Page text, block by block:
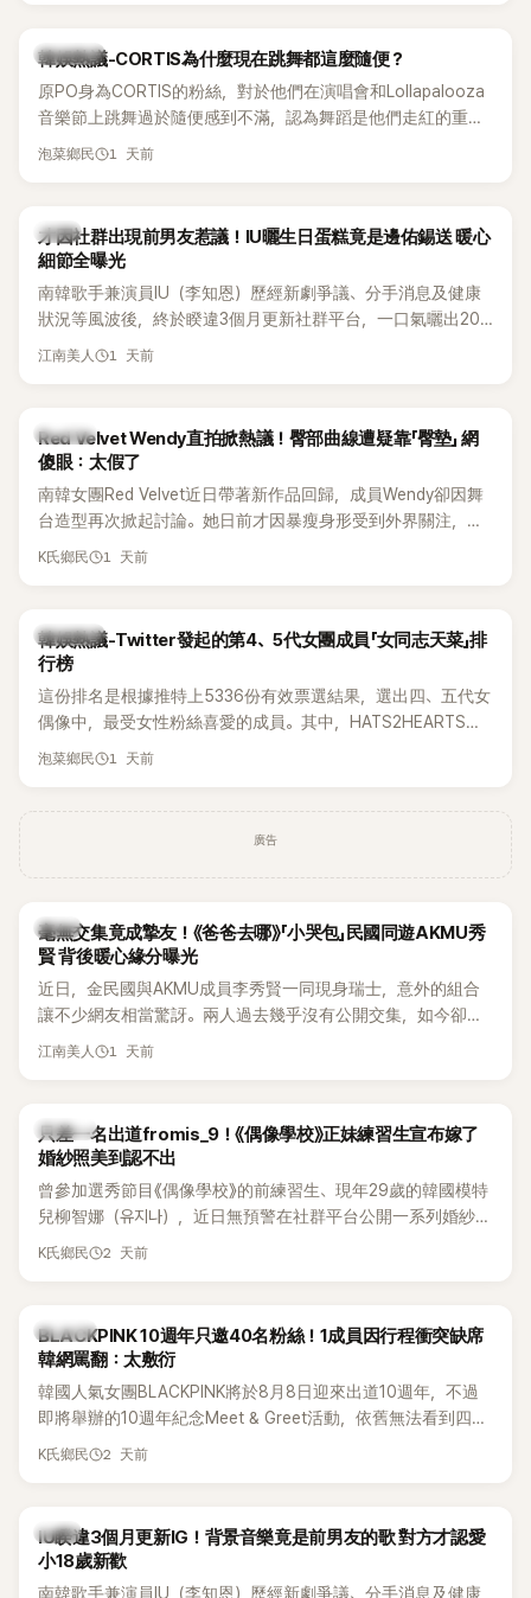
熱議討論
韓娛熱議-CORTIS為什麼現在跳舞都這麼隨便？
原PO身為CORTIS的粉絲，對於他們在演唱會和Lollapalooza
音樂節上跳舞過於隨便感到不滿，認為舞蹈是他們走紅的重要
原因，希望他們能更認真地表演。
泡菜鄉民 1 天前
韓星
才因社群出現前男友惹議！IU曬生日蛋糕竟是邊佑錫送 暖心
細節全曝光
南韓歌手兼演員IU（李知恩）歷經新劇爭議、分手消息及健康
狀況等風波後，終於睽違3個月更新社群平台，一口氣曬出20
張近況照，讓大批粉絲又驚又喜。其中，一張生日蛋糕照意外
江南美人 1 天前
K-POP
Red Velvet Wendy直拍掀熱議！臀部曲線遭疑靠「臀墊」 網
傻眼：太假了
南韓女團Red Velvet近日帶著新作品回歸，成員Wendy卻因舞
台造型再次掀起討論。她日前才因暴瘦身形受到外界關注，又
被質疑在舞台上使用臀墊，如今最新打歌舞台曝光後，再度因
K氏鄉民 1 天前
熱議討論
韓娛熱議-Twitter發起的第4、5代女團成員「女同志天菜」排
行榜
這份排名是根據推特上5336份有效票選結果，選出四、五代女
偶像中，最受女性粉絲喜愛的成員。其中，HATS2HEARTS成
員包攬了前三名，展現了她們在女性社群中的高人氣。
泡菜鄉民 1 天前
廣告
韓星
毫無交集竟成摯友！《爸爸去哪》「小哭包」民國同遊AKMU秀
賢 背後暖心緣分曝光
近日，金民國與AKMU成員李秀賢一同現身瑞士，意外的組合
讓不少網友相當驚訝。兩人過去幾乎沒有公開交集，如今卻一
起踏上瑞士之旅，也讓粉絲紛紛好奇：「他們到底是怎麼認識
江南美人 1 天前
K-POP
只差一名出道fromis_9！《偶像學校》正妹練習生宣布嫁了
婚紗照美到認不出
曾參加選秀節目《偶像學校》的前練習生、現年29歲的韓國模特
兒柳智娜（유지나），近日無預警在社群平台公開一系列婚紗
照，親自宣布即將步入婚姻，消息曝光後讓不少曾追看節目的
K氏鄉民 2 天前
K-POP
BLACKPINK 10週年只邀40名粉絲！1成員因行程衝突缺席
韓網罵翻：太敷衍
韓國人氣女團BLACKPINK將於8月8日迎來出道10週年，不過
即將舉辦的10週年紀念Meet & Greet活動，依舊無法看到四人
合體。根據韓媒《MyDaily》7日報導，當天將由Jisoo（智秀）、
K氏鄉民 2 天前
韓星
IU睽違3個月更新IG！背景音樂竟是前男友的歌 對方才認愛
小18歲新歡
南韓歌手兼演員IU（李知恩）歷經新劇爭議、分手消息及健康